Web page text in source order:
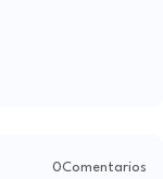
0Comentarios